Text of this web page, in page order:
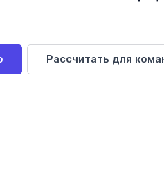
Рассчитать для